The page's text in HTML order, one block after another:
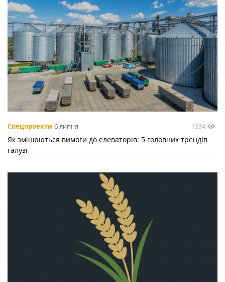
Спецпроекти 6 липня 1334
Як змінюються вимоги до елеваторів: 5 головних трендів
галузі